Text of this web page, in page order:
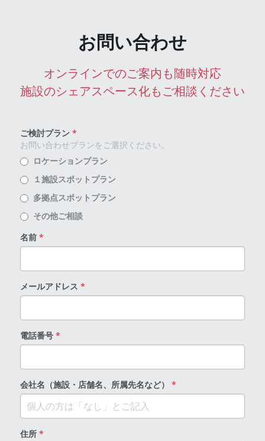
お問い合わせ
オンラインでのご案内も随時対応
施設のシェアスペース化もご相談ください
ご検討プラン*
お問い合わせプランをご選択ください。
ロケーションプラン
１施設スポットプラン
多拠点スポットプラン
その他ご相談
名前*
メールアドレス *
電話番号*
会社名（施設・店舗名、所属先名など） *
住所*